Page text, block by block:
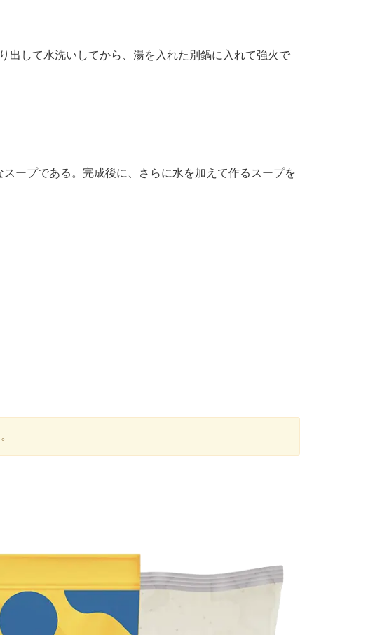
出して水洗いしてから、湯を入れた別鍋に入れて強火で
ープである。完成後に、さらに水を加えて作るスープを